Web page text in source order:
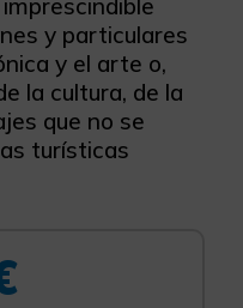
y particulares
y el arte o,
la cultura, de la
que no se
turísticas